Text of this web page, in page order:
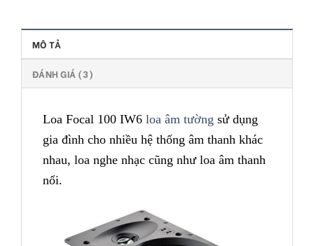
MÔ TẢ
ĐÁNH GIÁ (3)
Loa Focal 100 IW6 loa âm tường sử dụng
gia đình cho nhiều hệ thống âm thanh khác
nhau, loa nghe nhạc cũng như loa âm thanh
nổi.